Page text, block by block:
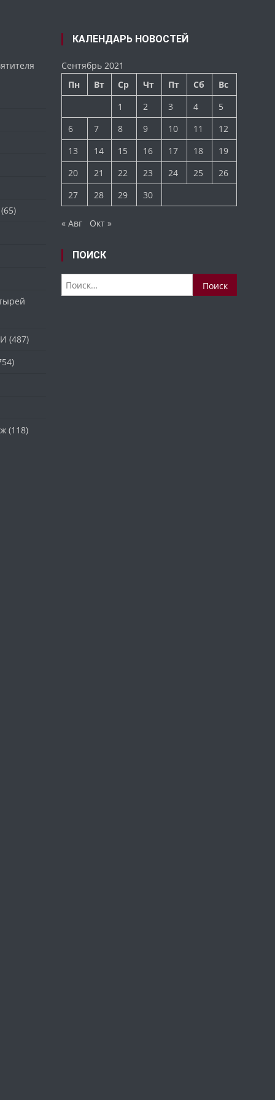
(487)
(118)
КАЛЕНДАРЬ НОВОСТЕЙ
Сентябрь 2021
Пн
Вт Ср Чт Пт Сб
Вс
1
2 3 4
5
6
7 8 9 10 11
12
13
14 15 16 17 18
19
20
21 22 23 24 25
26
27
28 29 30
« Авг Окт »
ПОИСК
Найти: